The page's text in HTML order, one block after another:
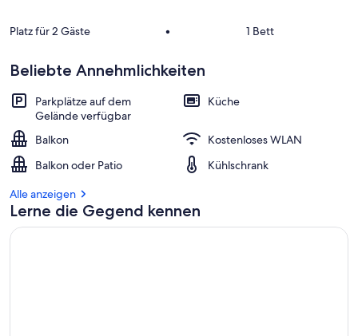
Platz für 2 Gäste • 1 Bett
Beliebte Annehmlichkeiten
Parkplätze auf dem
Gelände verfügbar
Küche
Balkon
Kostenloses WLAN
Balkon oder Patio
Kühlschrank
Alle anzeigen
Lerne die Gegend kennen